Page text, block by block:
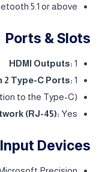
5.1 or above
Ports & Slots
HDMI Outputs: 1
2 Type-C Ports: 1
to the Type-C)
(RJ-45): Yes
Input Devices